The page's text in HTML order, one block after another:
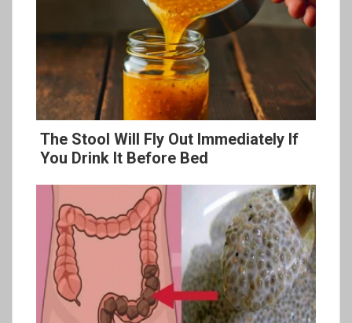
The Stool Will Fly Out Immediately If
You Drink It Before Bed